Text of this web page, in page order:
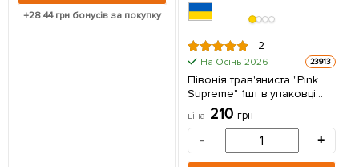
+28.44грн бонусів за покупку
2
На Осінь-2026 23913
Півонія трав'яниста "Pink
Supreme" 1шт в упаковці
(Кореневище)
ціна 210 грн
- +